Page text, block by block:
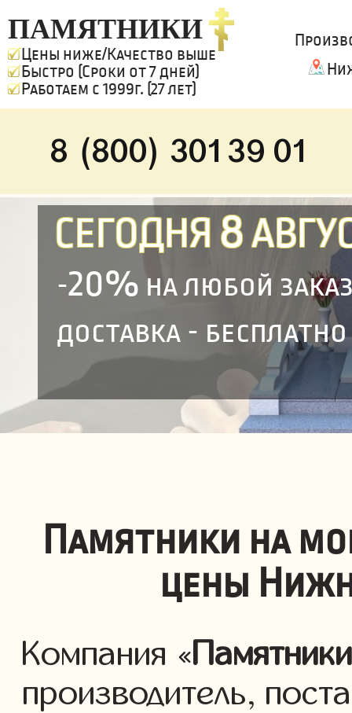
ПАМЯТНИКИ
Цены ниже/Качество выше
Быстро (Сроки от 7 дней)
Работаем с 1999г. (27 лет)
8 (800) 301 39 01
СЕГОДНЯ 8
-20% на любой
доставка - бесплатно
Памятники на
цены
Компания «Памятники
производитель,